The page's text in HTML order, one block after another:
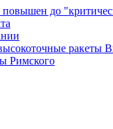
повышен до
ракеты
Римского